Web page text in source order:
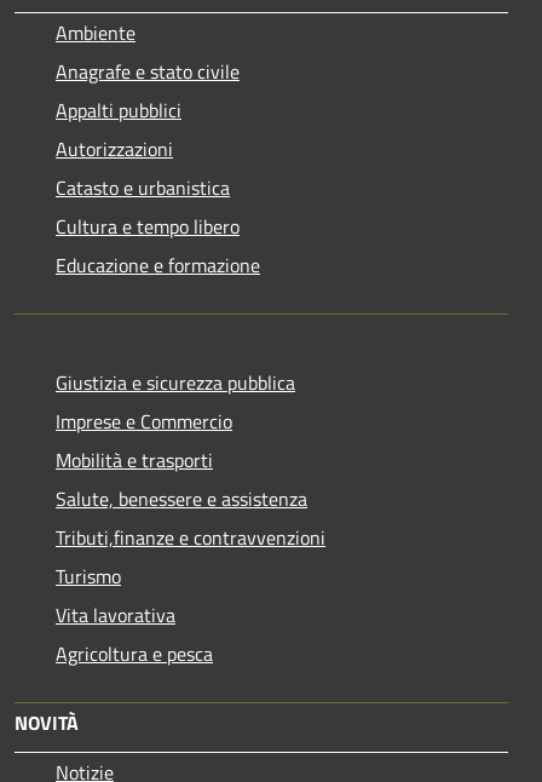
Ambiente
Anagrafe e stato civile
Appalti pubblici
Autorizzazioni
Catasto e urbanistica
Cultura e tempo libero
Educazione e formazione
Giustizia e sicurezza pubblica
Imprese e Commercio
Mobilità e trasporti
Salute, benessere e assistenza
Tributi,finanze e contravvenzioni
Turismo
Vita lavorativa
Agricoltura e pesca
NOVITÀ
Notizie